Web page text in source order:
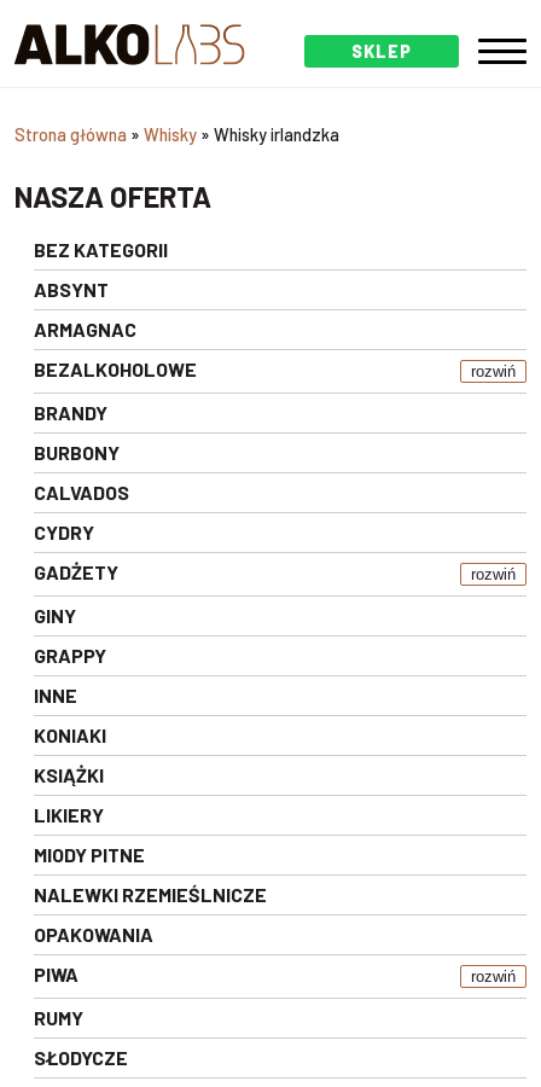
SKLEP
Strona główna » Whisky » Whisky irlandzka
NASZA OFERTA
BEZ KATEGORII
ABSYNT
ARMAGNAC
BEZALKOHOLOWE
rozwiń
BRANDY
BURBONY
CALVADOS
CYDRY
GADŻETY
rozwiń
GINY
GRAPPY
INNE
KONIAKI
KSIĄŻKI
LIKIERY
MIODY PITNE
NALEWKI RZEMIEŚLNICZE
OPAKOWANIA
PIWA
rozwiń
RUMY
SŁODYCZE